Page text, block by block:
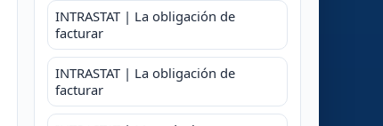
INTRASTAT | La obligación de
facturar
INTRASTAT | La obligación de
facturar